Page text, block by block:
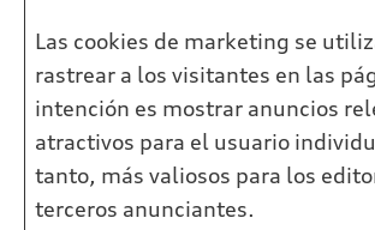
Las cookies de marketing se
rastrear a los visitantes en las
intención es mostrar anuncios
atractivos para el usuario
tanto, más valiosos para los
terceros anunciantes.